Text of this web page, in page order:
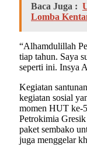
Baca Juga :
Lomba
“Alhamdulillah
tiap tahun. Saya
seperti ini. Insya
Kegiatan
kegiatan sosial
momen HUT ke-
Petrokimia
paket sembako
juga menggelar